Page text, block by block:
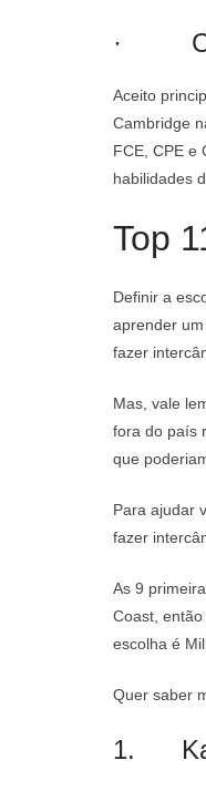
·
Aceito
Cambridge
FCE, CPE e
habilidades
Top
Definir a
aprender
fazer
Mas, vale
fora do país
que
Para ajudar
fazer
As 9
Coast,
escolha é
Quer saber
1.